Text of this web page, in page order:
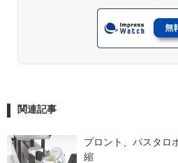
関連記事
プロント、パスタロ
縮